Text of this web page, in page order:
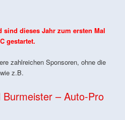
sind dieses Jahr zum ersten Mal
gestartet.
zahlreichen Sponsoren, ohne die
z.B.
– Auto-Pro